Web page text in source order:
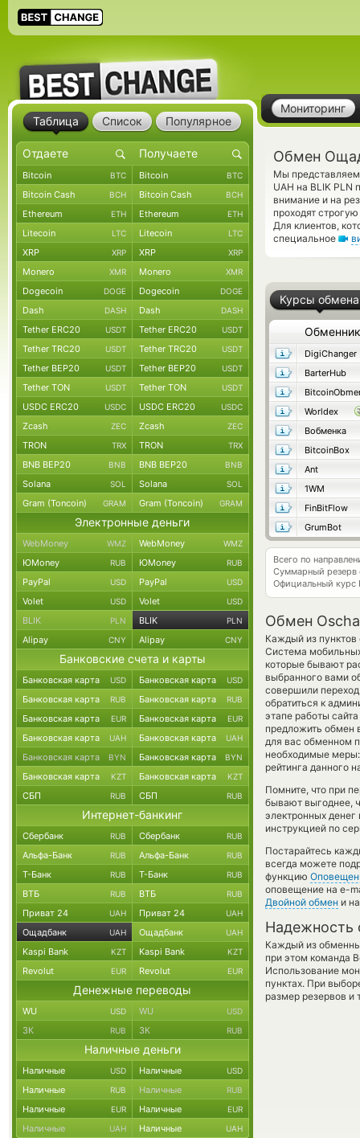
Мониторинг
Обмен
Мы
UAH на BLIK
внимание и на
проходят
Для клиентов,
специальное
Курсы обмена
Обменник
DigiChanger
BarterHub
Worldex
Вобменка
BitcoinBox
Ant
1WM
FinBitFlow
GrumBot
Всего по
Суммарный резерв
Официальный курс
Обмен
Каждый из пунктов
Система
которые бывают
выбранного вами
совершили
обратиться к
этапе работы
предложить обмен
для вас обменном
необходимые
рейтинга данного
Помните, что при
бывают выгоднее,
электронных денег
инструкцией по
Постарайтесь
всегда можете
функцию
оповещение на e-
Двойной обмен и
Надежность
Каждый из
при этом команда
Использование
пунктах. При
размер резервов и
Таблица Список Популярное
Bitcoin BTC Bitcoin BTC
Bitcoin Cash BCH Bitcoin Cash BCH
Ethereum ETH Ethereum ETH
Litecoin LTC Litecoin LTC
XRP XRP XRP XRP
Monero XMR Monero XMR
Dogecoin DOGE Dogecoin DOGE
Dash DASH Dash DASH
Tether ERC20 USDT Tether ERC20 USDT
Tether TRC20 USDT Tether TRC20 USDT
Tether BEP20 USDT Tether BEP20 USDT
Tether TON USDT Tether TON USDT
USDC ERC20 USDC USDC ERC20 USDC
Zcash ZEC Zcash ZEC
TRON TRX TRON TRX
BNB BEP20 BNB BNB BEP20 BNB
Solana SOL Solana SOL
Gram (Toncoin) GRAM Gram (Toncoin) GRAM
Электронные деньги
WebMoney WMZ WebMoney WMZ
ЮMoney RUB ЮMoney RUB
PayPal USD PayPal USD
Volet USD Volet USD
BLIK PLN BLIK PLN
Alipay CNY Alipay CNY
Банковские счета и карты
Банковская карта USD Банковская карта USD
Банковская карта RUB Банковская карта RUB
Банковская карта EUR Банковская карта EUR
Банковская карта UAH Банковская карта UAH
Банковская карта BYN Банковская карта BYN
Банковская карта KZT Банковская карта KZT
СБП RUB СБП RUB
Интернет-банкинг
Сбербанк RUB Сбербанк RUB
Альфа-Банк RUB Альфа-Банк RUB
Т-Банк RUB Т-Банк RUB
ВТБ RUB ВТБ RUB
Приват 24 UAH Приват 24 UAH
Ощадбанк UAH Ощадбанк UAH
Kaspi Bank KZT Kaspi Bank KZT
Revolut EUR Revolut EUR
Денежные переводы
WU USD WU USD
ЗК RUB ЗК RUB
Наличные деньги
Наличные USD Наличные USD
Наличные RUB Наличные RUB
Наличные EUR Наличные EUR
Наличные UAH Наличные UAH